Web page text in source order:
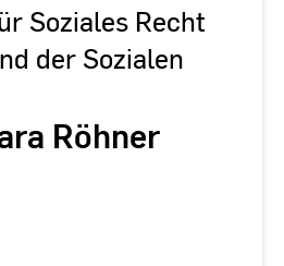
Soziales Recht
der Sozialen
Röhner